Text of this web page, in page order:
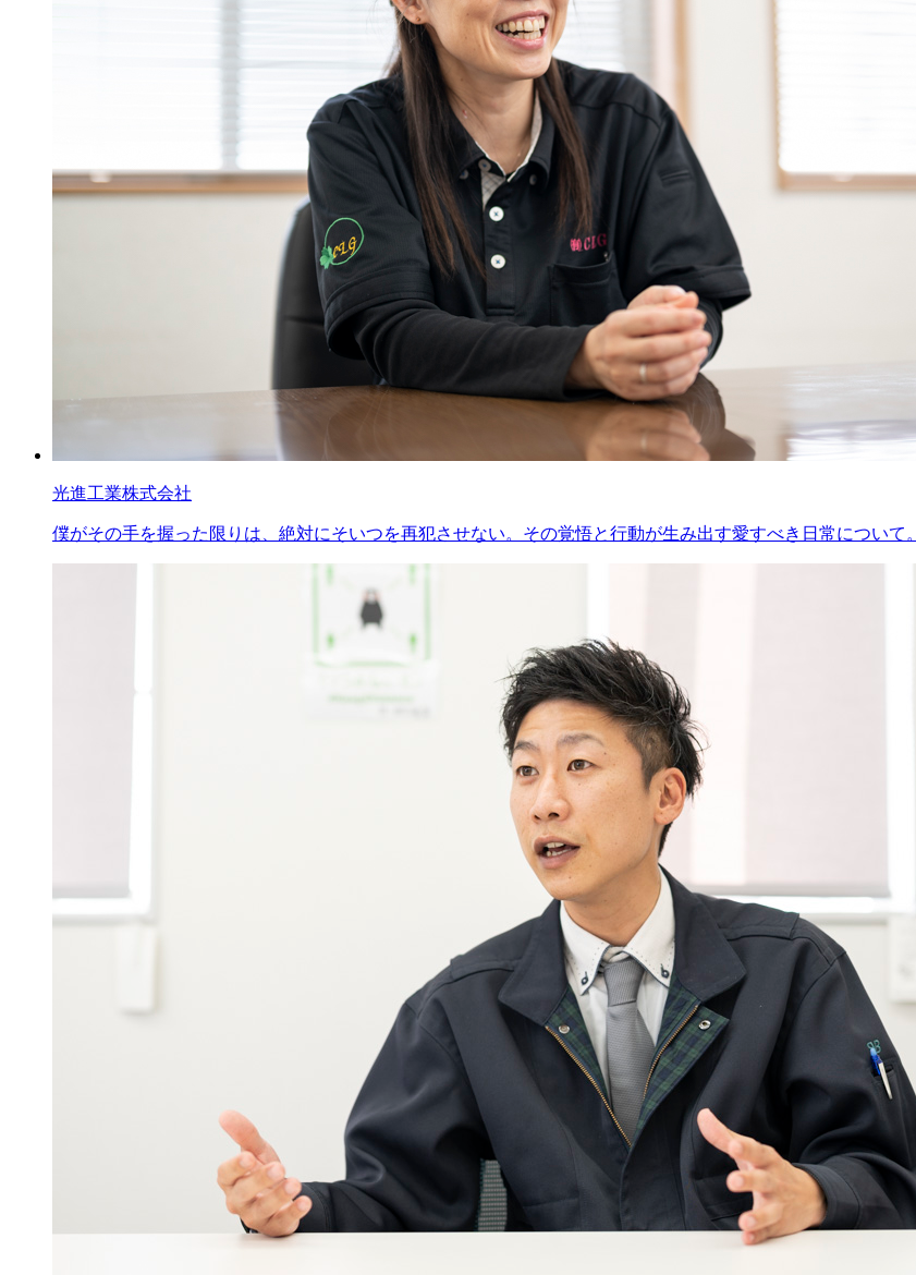
光進工業株式会社
僕がその手を握った限りは、絶対にそいつを再犯させない。その覚悟と行動が生み出す愛すべき日常について。